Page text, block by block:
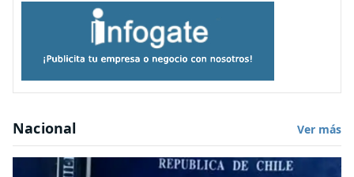
Nacional Ver más